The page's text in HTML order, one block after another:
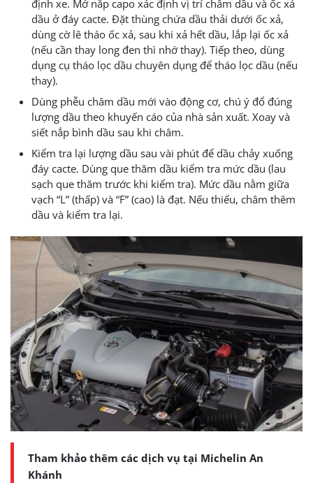
định xe. Mở nắp capo xác định vị trí châm dầu và ốc xả
dầu ở đáy cacte. Đặt thùng chứa dầu thải dưới ốc xả,
dùng cờ lê tháo ốc xả, sau khi xả hết dầu, lắp lại ốc xả
(nếu cần thay long đen thì nhớ thay). Tiếp theo, dùng
dụng cụ tháo lọc dầu chuyên dụng để tháo lọc dầu (nếu
thay).
Dùng phễu châm dầu mới vào động cơ, chú ý đổ đúng
lượng dầu theo khuyến cáo của nhà sản xuất. Xoay và
siết nắp bình dầu sau khi châm.
Kiểm tra lại lượng dầu sau vài phút để dầu chảy xuống
đáy cacte. Dùng que thăm dầu kiểm tra mức dầu (lau
sạch que thăm trước khi kiểm tra). Mức dầu nằm giữa
vạch “L” (thấp) và “F” (cao) là đạt. Nếu thiếu, châm thêm
dầu và kiểm tra lại.
Tham khảo thêm các dịch vụ tại Michelin An
Khánh